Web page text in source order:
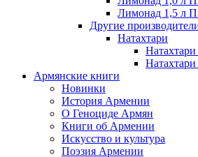
Лимонад 1,5 л
Другие
Натахтари
Армянские книги
Новинки
История Армении
О Геноциде Армян
Книги об Армении
Иcкусство и культура
Поэзия Армении